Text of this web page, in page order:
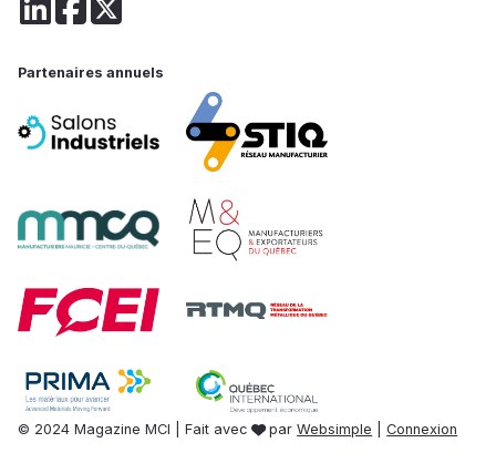
Partenaires annuels
© 2024 Magazine MCI | Fait avec parWebsimple |Connexion